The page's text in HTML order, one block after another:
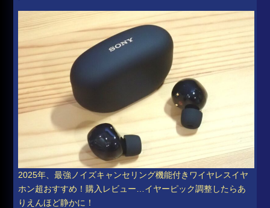
2025年、最強ノイズキャンセリング機能付きワイヤレスイヤ
ホン超おすすめ！購入レビュー…イヤーピック調整したらあ
りえんほど静かに！